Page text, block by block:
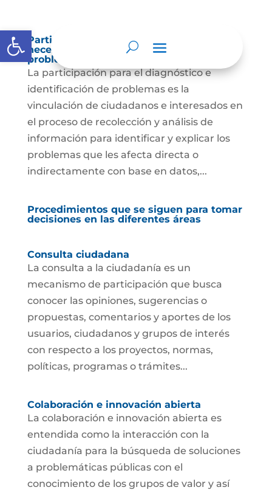
Abrir barra de herramientas
Participación para el diagnóstico de
necesidades e identificación de
problemas.
La participación para el diagnóstico e
identificación de problemas es la
vinculación de ciudadanos e interesados en
el proceso de recolección y análisis de
información para identificar y explicar los
problemas que les afecta directa o
indirectamente con base en datos,...
Procedimientos que se siguen para tomar
decisiones en las diferentes áreas
Consulta ciudadana
La consulta a la ciudadanía es un
mecanismo de participación que busca
conocer las opiniones, sugerencias o
propuestas, comentarios y aportes de los
usuarios, ciudadanos y grupos de interés
con respecto a los proyectos, normas,
políticas, programas o trámites...
Colaboración e innovación abierta
La colaboración e innovación abierta es
entendida como la interacción con la
ciudadanía para la búsqueda de soluciones
a problemáticas públicas con el
conocimiento de los grupos de valor y así